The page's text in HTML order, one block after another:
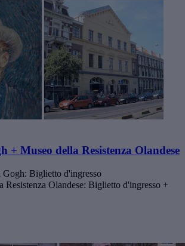
+ Museo della Resistenza Olandese
Gogh: Biglietto d'ingresso
Resistenza Olandese: Biglietto d'ingresso +